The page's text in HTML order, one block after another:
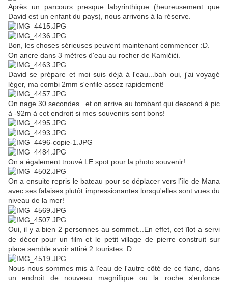
Après un parcours presque labyrinthique (heureusement que
David est un enfant du pays), nous arrivons à la réserve.
Bon, les choses sérieuses peuvent maintenant commencer :D.
On ancre dans 3 mètres d'eau au rocher de Kamičići.
David se prépare et moi suis déjà à l'eau...bah oui, j'ai voyagé
léger, ma combi 2mm s'enfile assez rapidement!
On nage 30 secondes...et on arrive au tombant qui descend à pic
à -92m à cet endroit si mes souvenirs sont bons!
On a également trouvé LE spot pour la photo souvenir!
On a ensuite repris le bateau pour se déplacer vers l'île de Mana
avec ses falaises plutôt impressionantes lorsqu'elles sont vues du
niveau de la mer!
Oui, il y a bien 2 personnes au sommet...En effet, cet îlot a servi
de décor pour un film et le petit village de pierre construit sur
place semble avoir attiré 2 touristes :D.
Nous nous sommes mis à l'eau de l'autre côté de ce flanc, dans
un endroit de nouveau magnifique ou la roche s'enfonce